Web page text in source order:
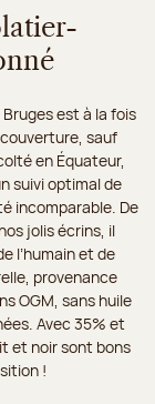
est à la fois
sauf
en Équateur,
suivi optimal de
incomparable. De
jolis écrins, il
l’humain et de
provenance
OGM, sans huile
Avec 35% et
et noir sont bons
!